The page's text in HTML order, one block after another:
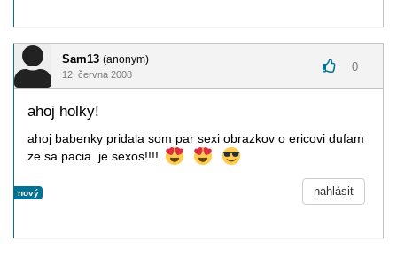
Sam13 (anonym)
12. června 2008
0
ahoj holky!
ahoj babenky pridala som par sexi obrazkov o ericovi dufam
ze sa pacia. je sexos!!!!
nový nahlásit